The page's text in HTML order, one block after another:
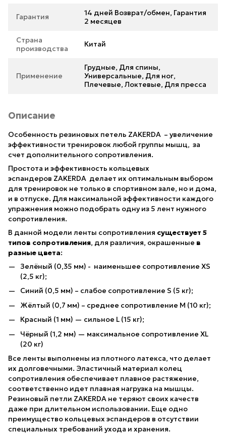
Гарантия
14 дней Возврат/обмен, Гарантия
2 месяцев
Страна
производства
Китай
Применение
Грудные, Для спины,
Универсальные, Для ног,
Плечевые, Локтевые, Для пресса
Описание
Особенность резиновых петель ZAKERDA – увеличение
эффективности тренировок любой группы мышц, за
счет дополнительного сопротивления.
Простота и эффективность кольцевых
эспандеров ZAKERDA делает их оптимальным выбором
для тренировок не только в спортивном зале, но и дома,
и в отпуске. Для максимальной эффективности каждого
упражнения можно подобрать одну из 5 лент нужного
сопротивления.
В данной модели ленты сопротивления существует 5
типов сопротивления, для различия, окрашенные в
разные цвета:
Зелёный (0,35 мм) - наименьшее сопротивление XS
(2,5 кг);
Синий (0,5 мм) – слабое сопротивление S (5 кг);
Жёлтый (0,7 мм) – среднее сопротивление M (10 кг);
Красный (1 мм) — сильное L (15 кг);
Чёрный (1,2 мм) — максимальное сопротивление XL
(20 кг)
Все ленты выполнены из плотного латекса, что делает
их долговечными. Эластичный материал колец
сопротивления обеспечивает плавное растяжение,
соответственно идет плавная нагрузка на мышцы.
Резиновый петли ZAKERDA не теряют своих качеств
даже при длительном использовании. Еще одно
преимущество кольцевых эспандеров в отсутствии
специальных требований ухода и хранения.